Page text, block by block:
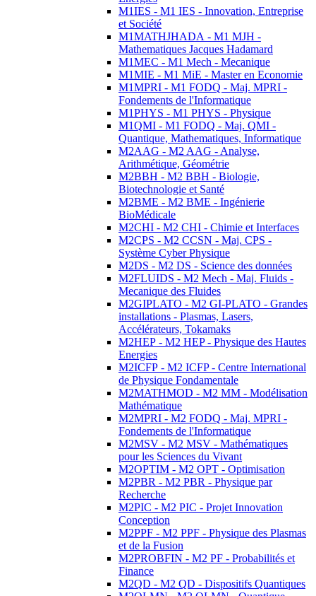
M1IES - M1 IES - Innovation, Entreprise
et Société
M1MATHJHADA - M1 MJH -
Mathematiques Jacques Hadamard
M1MEC - M1 Mech - Mecanique
M1MIE - M1 MiE - Master en Economie
M1MPRI - M1 FODQ - Maj. MPRI -
Fondements de l'Informatique
M1PHYS - M1 PHYS - Physique
M1QMI - M1 FODQ - Maj. QMI -
Quantique, Mathematiques, Informatique
M2AAG - M2 AAG - Analyse,
Arithmétique, Géométrie
M2BBH - M2 BBH - Biologie,
Biotechnologie et Santé
M2BME - M2 BME - Ingénierie
BioMédicale
M2CHI - M2 CHI - Chimie et Interfaces
M2CPS - M2 CCSN - Maj. CPS -
Système Cyber Physique
M2DS - M2 DS - Science des données
M2FLUIDS - M2 Mech - Maj. Fluids -
Mecanique des Fluides
M2GIPLATO - M2 GI-PLATO - Grandes
installations - Plasmas, Lasers,
Accélérateurs, Tokamaks
M2HEP - M2 HEP - Physique des Hautes
Energies
M2ICFP - M2 ICFP - Centre International
de Physique Fondamentale
M2MATHMOD - M2 MM - Modélisation
Mathématique
M2MPRI - M2 FODQ - Maj. MPRI -
Fondements de l'Informatique
M2MSV - M2 MSV - Mathématiques
pour les Sciences du Vivant
M2OPTIM - M2 OPT - Optimisation
M2PBR - M2 PBR - Physique par
Recherche
M2PIC - M2 PIC - Projet Innovation
Conception
M2PPF - M2 PPF - Physique des Plasmas
et de la Fusion
M2PROBFIN - M2 PF - Probabilités et
Finance
M2QD - M2 QD - Dispositifs Quantiques